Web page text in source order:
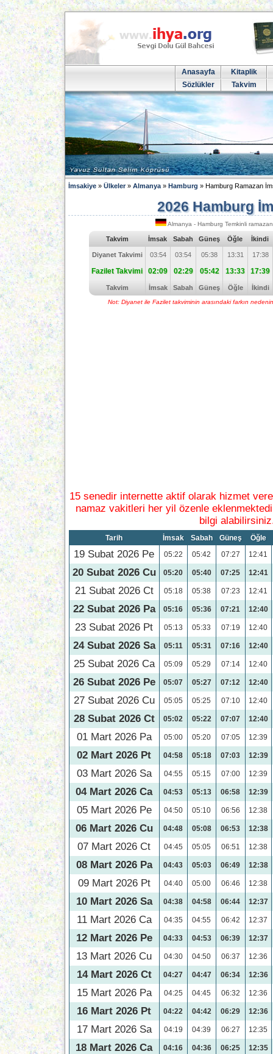
Anasayfa
Kitaplik
Sözlükler
Takvim
İmsakiye » Ülkeler» Almanya » Hamburg » Hamburg Ramazan
2026 Hamburg
Almanya - Hamburg Temkinli
Takvim İmsak Sabah Güneş Öğle İkindi
Diyanet Takvimi 03:54 03:54 05:38 13:31 17:38
Fazilet Takvimi 02:09 02:29 05:42 13:33 17:39
Takvim İmsak Sabah Güneş Öğle İkindi
Not: Diyanet ile Fazilet takviminin arasındaki farkın
15 senedir internette aktif olarak hizmet
namaz vakitleri her yil özenle
bilgi
Tarih İmsak Sabah Güneş Öğle
19 Subat 2026 Pe 05:22 05:42 07:27 12:41
20 Subat 2026 Cu 05:20 05:40 07:25 12:41
21 Subat 2026 Ct 05:18 05:38 07:23 12:41
22 Subat 2026 Pa 05:16 05:36 07:21 12:40
23 Subat 2026 Pt 05:13 05:33 07:19 12:40
24 Subat 2026 Sa 05:11 05:31 07:16 12:40
25 Subat 2026 Ca 05:09 05:29 07:14 12:40
26 Subat 2026 Pe 05:07 05:27 07:12 12:40
27 Subat 2026 Cu 05:05 05:25 07:10 12:40
28 Subat 2026 Ct 05:02 05:22 07:07 12:40
01 Mart 2026 Pa 05:00 05:20 07:05 12:39
02 Mart 2026 Pt 04:58 05:18 07:03 12:39
03 Mart 2026 Sa 04:55 05:15 07:00 12:39
04 Mart 2026 Ca 04:53 05:13 06:58 12:39
05 Mart 2026 Pe 04:50 05:10 06:56 12:38
06 Mart 2026 Cu 04:48 05:08 06:53 12:38
07 Mart 2026 Ct 04:45 05:05 06:51 12:38
08 Mart 2026 Pa 04:43 05:03 06:49 12:38
09 Mart 2026 Pt 04:40 05:00 06:46 12:38
10 Mart 2026 Sa 04:38 04:58 06:44 12:37
11 Mart 2026 Ca 04:35 04:55 06:42 12:37
12 Mart 2026 Pe 04:33 04:53 06:39 12:37
13 Mart 2026 Cu 04:30 04:50 06:37 12:36
14 Mart 2026 Ct 04:27 04:47 06:34 12:36
15 Mart 2026 Pa 04:25 04:45 06:32 12:36
16 Mart 2026 Pt 04:22 04:42 06:29 12:36
17 Mart 2026 Sa 04:19 04:39 06:27 12:35
18 Mart 2026 Ca 04:16 04:36 06:25 12:35